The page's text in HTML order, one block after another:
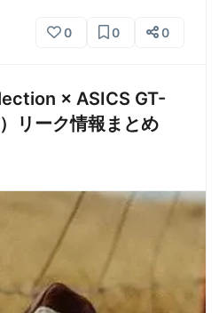
0 0 0
× ASICS GT-
リーク情報まとめ